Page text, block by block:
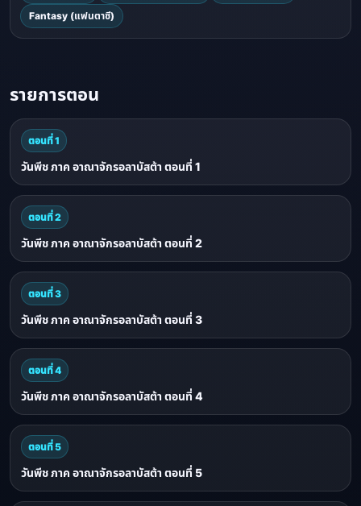
Fantasy (แฟนตาซี)
รายการตอน
ตอนที่ 1
วันพีช ภาค อาณาจักรอลาบัสต้า ตอนที่ 1
ตอนที่ 2
วันพีช ภาค อาณาจักรอลาบัสต้า ตอนที่ 2
ตอนที่ 3
วันพีช ภาค อาณาจักรอลาบัสต้า ตอนที่ 3
ตอนที่ 4
วันพีช ภาค อาณาจักรอลาบัสต้า ตอนที่ 4
ตอนที่ 5
วันพีช ภาค อาณาจักรอลาบัสต้า ตอนที่ 5